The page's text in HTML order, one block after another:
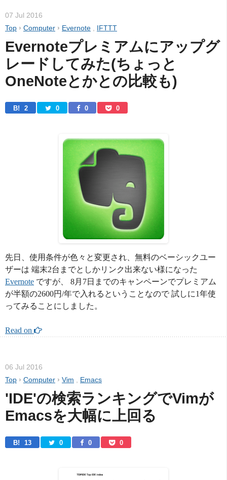
07 Jul 2016
Top › Computer › Evernote IFTTT
Evernoteプレミアムにアップグ
レードしてみた(ちょっと
OneNoteとかとの比較も)
B! 2 0 0 0
先日、使用条件が色々と変更され、無料のベーシックユー
ザーは 端末2台までとしかリンク出来ない様になった
Evernote ですが、 8月7日までのキャンペーンでプレミアム
が半額の2600円/年で入れるということなので 試しに1年使
ってみることにしました。
Read on
06 Jul 2016
Top › Computer › Vim Emacs
'IDE'の検索ランキングでVimが
Emacsを大幅に上回る
B! 13 0 0 0